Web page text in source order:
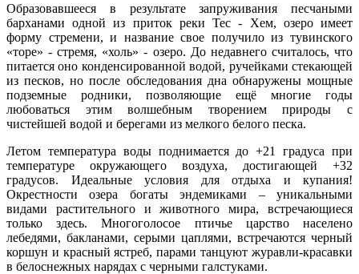
Образовавшееся в результате запруживания песчаными
барханами одной из приток реки Тес - Хем, озеро имеет
форму стремени, и название свое получило из тувинского
«торе» - стремя, «холь» - озеро. До недавнего считалось, что
питается оно конденсированной водой, ручейками стекающей
из песков, но после обследования дна обнаружены мощные
подземные родники, позволяющие ещё многие годы
любоваться этим волшебным творением природы с
чистейшей водой и берегами из мелкого белого песка.
Летом температура воды поднимается до +21 градуса при
температуре окружающего воздуха, достигающей +32
градусов. Идеальные условия для отдыха и купания!
Окрестности озера богаты эндемиками – уникальными
видами растительного и животного мира, встречающиеся
только здесь. Многоголосое птичье царство населено
лебедями, бакланами, серыми цаплями, встречаются черный
коршун и красный ястреб, парами танцуют журавли-красавки
в белоснежных нарядах с черными галстуками.